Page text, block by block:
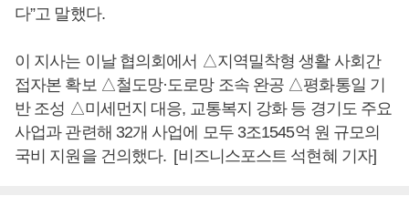
다”고 말했다.
이 지사는 이날 협의회에서 △지역밀착형 생활 사회간
접자본 확보 △철도망·도로망 조속 완공 △평화통일 기
반 조성 △미세먼지 대응, 교통복지 강화 등 경기도 주요
사업과 관련해 32개 사업에 모두 3조1545억 원 규모의
국비 지원을 건의했다. [비즈니스포스트 석현혜 기자]